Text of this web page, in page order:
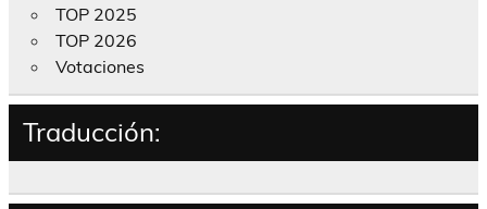
TOP 2025
TOP 2026
Votaciones
Traducción: